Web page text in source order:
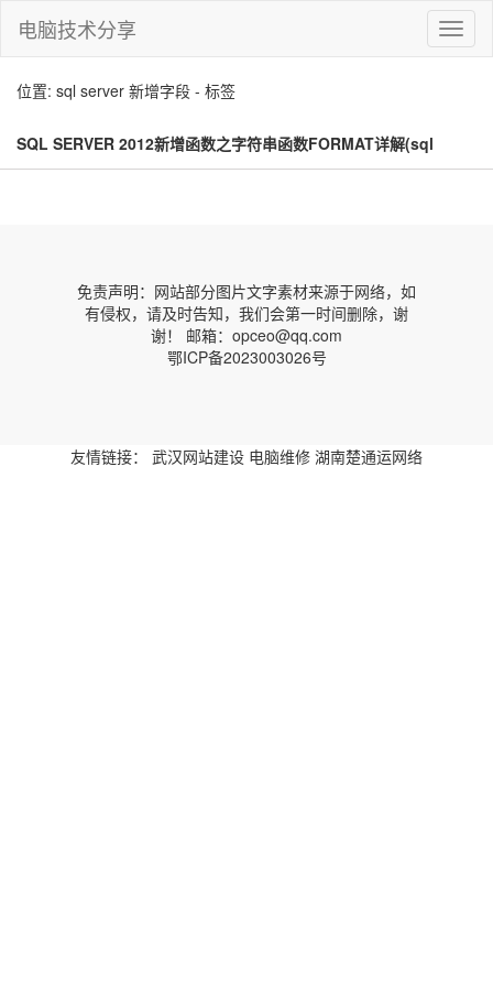
切
换
电脑技术分享
位置: sql server 新增字段 - 标签
SQL SERVER 2012新增函数之字符串函数FORMAT详解(sql
server 新增字段)
免责声明：网站部分图片文字素材来源于网络，如
有侵权，请及时告知，我们会第一时间删除，谢
谢！ 邮箱：opceo@qq.com
鄂ICP备2023003026号
友情链接： 武汉网站建设 电脑维修 湖南楚通运网络